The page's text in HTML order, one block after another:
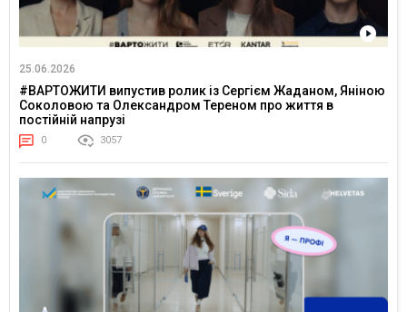
25.06.2026
#ВАРТОЖИТИ випустив ролик із Сергієм Жаданом, Яніною
Соколовою та Олександром Тереном про життя в
постійній напрузі
0 3057